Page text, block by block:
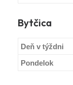
Bytčica
Deň v týždni
Pondelok